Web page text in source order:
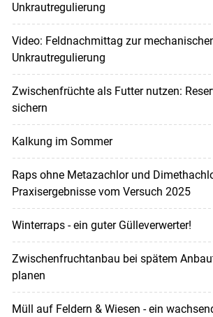
Unkrautregulierung
Video: Feldnachmittag zur
Unkrautregulierung
Zwischenfrüchte als Futter nutzen:
sichern
Kalkung im Sommer
Raps ohne Metazachlor und
Praxisergebnisse vom Versuch 2025
Winterraps - ein guter Gülleverwerter!
Zwischenfruchtanbau bei spätem
planen
Müll auf Feldern & Wiesen - ein